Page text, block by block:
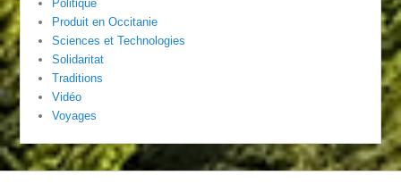
Politique
Produit en Occitanie
Sciences et Technologies
Solidaritat
Traditions
Vidéo
Voyages